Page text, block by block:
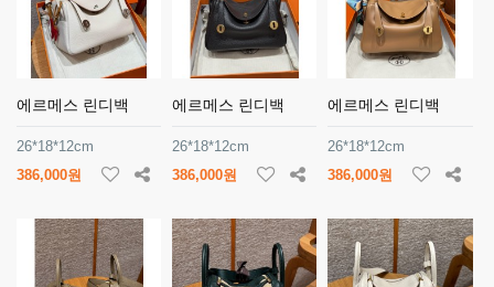
에르메스 린디백
26*18*12cm
386,000원
에르메스 린디백
26*18*12cm
386,000원
에르메스 린디백
26*18*12cm
386,000원